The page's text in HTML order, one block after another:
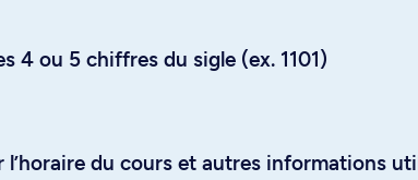
4 ou 5 chiffres du sigle (ex. 1101)
du cours et autres informations